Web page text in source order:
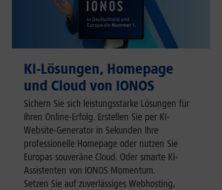
KI-Lösungen, Homepage
und Cloud von IONOS
Sichern Sie sich leistungsstarke Lösungen für
Ihren Online-Erfolg. Erstellen Sie per KI-
Website-Generator in Sekunden Ihre
professionelle Homepage oder nutzen Sie
Europas souveräne Cloud. Oder smarte KI-
Assistenten von IONOS Momentum.
Setzen Sie auf zuverlässiges Webhosting,